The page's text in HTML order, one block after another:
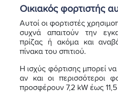
Οικιακός φορτιστής
Αυτοί οι φορτιστές
συχνά απαιτούν την
πρίζας ή ακόμα και
πίνακα του σπιτιού.
Η ισχύς φόρτισης μπορεί
αν και οι περισσότεροι
προσφέρουν 7,2 kW έως 11,5